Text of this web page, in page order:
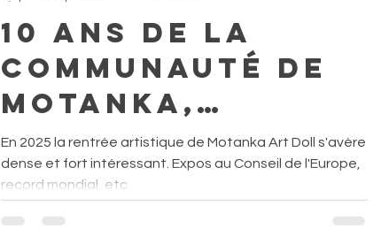
10 ans de la
communauté de
Motanka,
Expositions au
Conseil de
l'Europe, Book
En 2025 la rentrée artistique de Motanka Art Doll s'avère
dense et fort intéressant. Expos au Conseil de l'Europe,
record mondial, etc